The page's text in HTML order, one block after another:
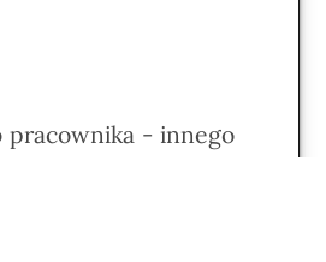
pracownika - innego